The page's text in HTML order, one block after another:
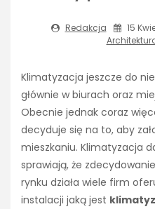
Redakcja 15
Klimatyzacja jeszcze do
głównie w biurach oraz
Obecnie jednak coraz
decyduje się na to, aby
mieszkaniu. Klimatyzacja
sprawiają, że
rynku działa wiele firm
instalacji jaką jest